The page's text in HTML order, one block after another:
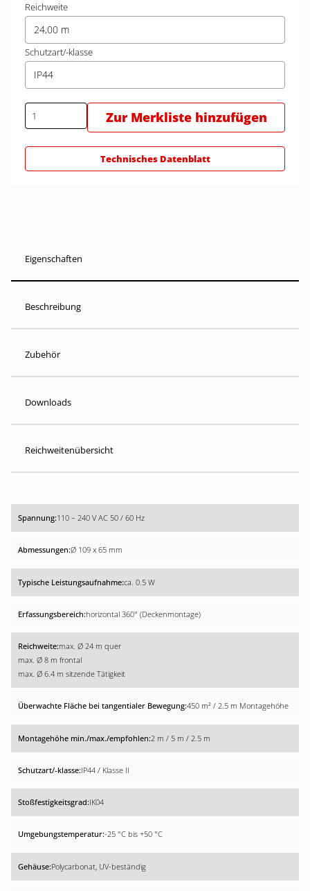
Reichweite
24,00 m
Schutzart/-klasse
IP44
Zur Merkliste hinzufügen
Technisches Datenblatt
Eigenschaften
Beschreibung
Zubehör
Downloads
Reichweitenübersicht
110 – 240 V AC 50 / 60 Hz
Ø 109 x 65 mm
ca. 0.5 W
horizontal 360° (Deckenmontage)
max. Ø 24 m quer
max. Ø 8 m frontal
max. Ø 6.4 m sitzende Tätigkeit
450 m² / 2.5 m Montagehöhe
2 m / 5 m / 2.5 m
IP44 / Klasse II
IK04
-25 °C bis +50 °C
Polycarbonat, UV-beständig